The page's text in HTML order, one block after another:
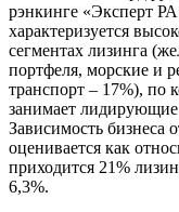
рэнкинге «Эксперт
характеризуется
сегментах лизинга
портфеля, морские и
транспорт – 17%), по
занимает
Зависимость бизнеса
оценивается как
приходится 21%
6,3%.